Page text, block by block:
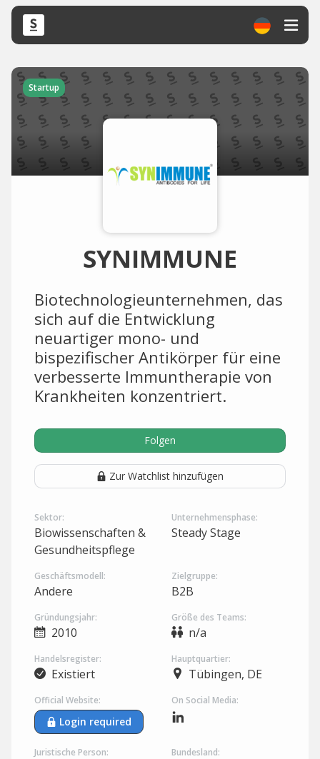
Startup
SYNIMMUNE
Biotechnologieunternehmen, das
sich auf die Entwicklung
neuartiger mono- und
bispezifischer Antikörper für eine
verbesserte Immuntherapie von
Krankheiten konzentriert.
Folgen
Zur Watchlist hinzufügen
Sektor:
Biowissenschaften &
Gesundheitspflege
Unternehmensphase:
Steady Stage
Geschäftsmodell:
Andere
Zielgruppe:
B2B
Gründungsjahr:
2010
Größe des Teams:
n/a
Handelsregister:
Existiert
Hauptquartier:
Tübingen, DE
Official Website:
Login required
On Social Media:
Juristische Person: Bundesland: